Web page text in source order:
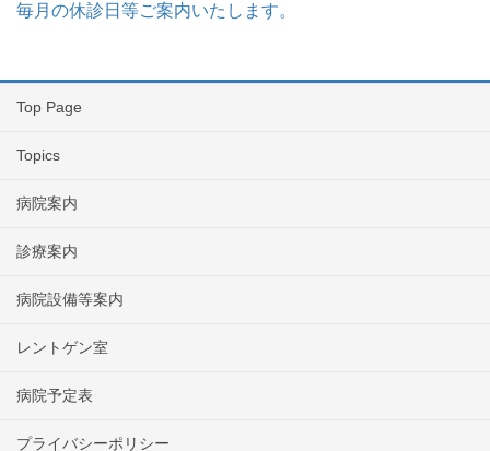
毎月の休診日等ご案内いたします。
Top Page
Topics
病院案内
診療案内
病院設備等案内
レントゲン室
病院予定表
プライバシーポリシー